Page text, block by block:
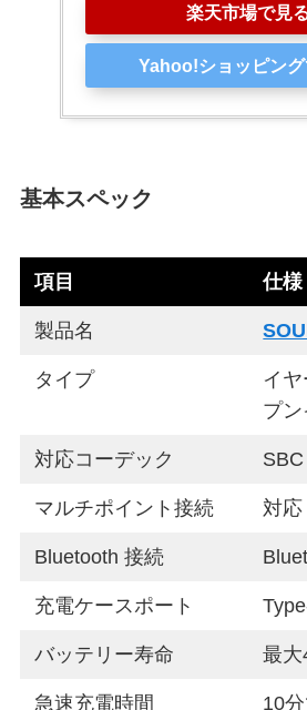
楽天市場で見
Yahoo!ショッピン
基本スペック
項目 仕様
製品名
タイプ
イ
プン
対応コーデック
マルチポイント接続 対応
Bluetooth 接続
充電ケースポート
バッテリー寿命 最大
急速充電時間 10